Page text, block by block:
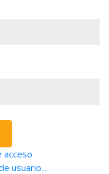
acceso
usuario...